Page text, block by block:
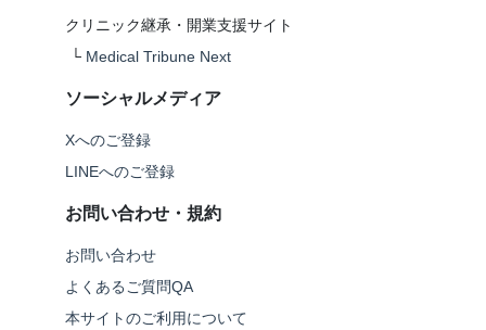
クリニック継承・開業支援サイト
└ Medical Tribune Next
ソーシャルメディア
Xへのご登録
LINEへのご登録
お問い合わせ・規約
お問い合わせ
よくあるご質問QA
本サイトのご利用について